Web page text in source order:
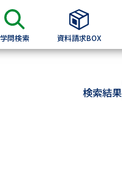
学問検索 資料請求BOX
検索結果